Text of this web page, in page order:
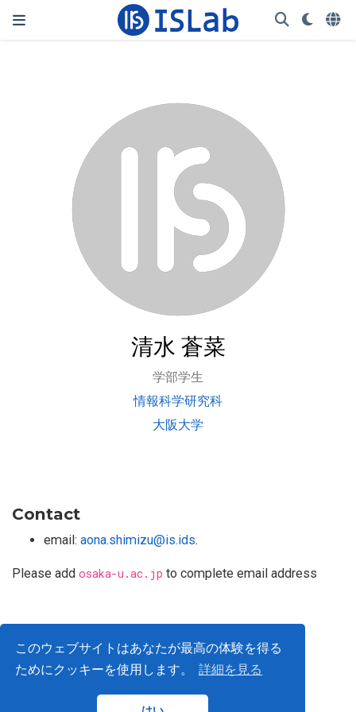
このウェブサイトはあなたが最高の体験を得る
ためにクッキーを使用します。
詳細を見る
清水 蒼菜
学部学生
情報科学研究科
大阪大学
Contact
email: aona.shimizu@is.ids.
Please add osaka-u.ac.jp to complete email address
Privacy Policy
© ISLab., Osaka Univeristy, 2026